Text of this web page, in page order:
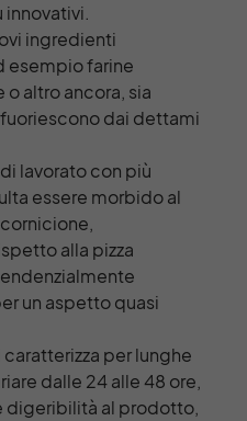
ingredienti
esempio farine
altro ancora, sia
dai dettami
lavorato con più
essere morbido al
alla pizza
un aspetto quasi
per lunghe
dalle 24 alle 48 ore,
al prodotto,